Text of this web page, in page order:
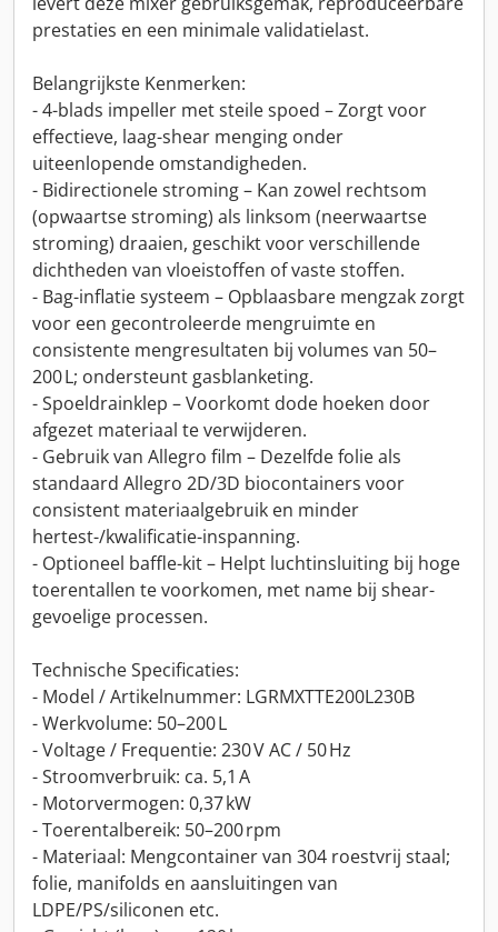
prestaties en een minimale validatielast.
Belangrijkste Kenmerken:
- 4-blads impeller met steile spoed – Zorgt voor
effectieve, laag-shear menging onder
uiteenlopende omstandigheden.
- Bidirectionele stroming – Kan zowel rechtsom
(opwaartse stroming) als linksom (neerwaartse
stroming) draaien, geschikt voor verschillende
dichtheden van vloeistoffen of vaste stoffen.
- Bag-inflatie systeem – Opblaasbare mengzak zorgt
voor een gecontroleerde mengruimte en
consistente mengresultaten bij volumes van 50–
200 L; ondersteunt gasblanketing.
- Spoeldrainklep – Voorkomt dode hoeken door
afgezet materiaal te verwijderen.
- Gebruik van Allegro film – Dezelfde folie als
standaard Allegro 2D/3D biocontainers voor
consistent materiaalgebruik en minder
hertest-/kwalificatie-inspanning.
- Optioneel baffle-kit – Helpt luchtinsluiting bij hoge
toerentallen te voorkomen, met name bij shear-
gevoelige processen.
Technische Specificaties:
- Model / Artikelnummer: LGRMXTTE200L230B
- Werkvolume: 50–200 L
- Voltage / Frequentie: 230 V AC / 50 Hz
- Stroomverbruik: ca. 5,1 A
- Motorvermogen: 0,37 kW
- Toerentalbereik: 50–200 rpm
- Materiaal: Mengcontainer van 304 roestvrij staal;
folie, manifolds en aansluitingen van
LDPE/PS/siliconen etc.